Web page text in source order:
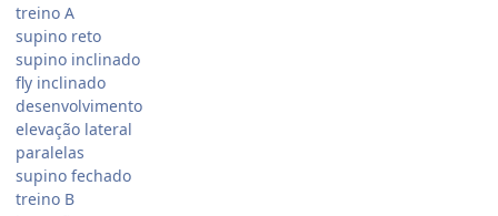
treino A
supino reto
supino inclinado
fly inclinado
desenvolvimento
elevação lateral
paralelas
supino fechado
treino B